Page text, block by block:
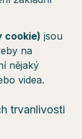
cookie) jsou
na
nějaký
videa.
trvanlivosti